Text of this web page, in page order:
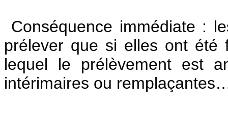
Conséquence immédiate :
prélever que si elles ont été
lequel le prélèvement est
intérimaires ou